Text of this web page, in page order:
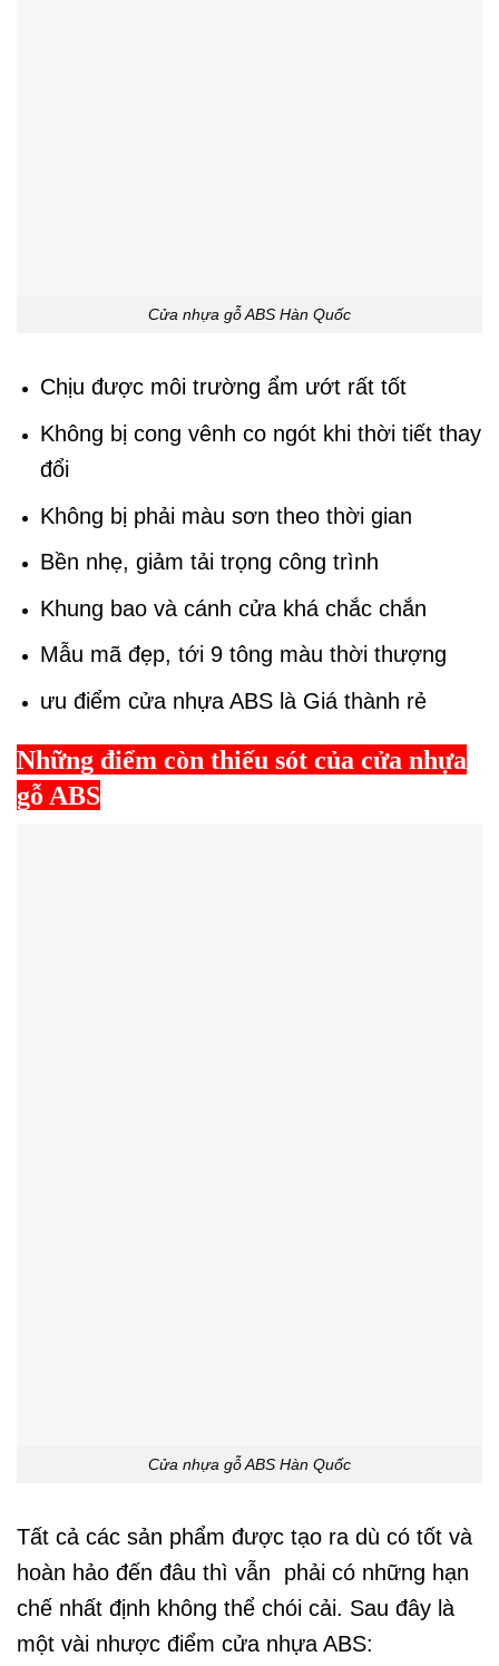
Cửa nhựa gỗ ABS Hàn Quốc
Chịu được môi trường ẩm ướt rất tốt
Không bị cong vênh co ngót khi thời tiết thay
đổi
Không bị phải màu sơn theo thời gian
Bền nhẹ, giảm tải trọng công trình
Khung bao và cánh cửa khá chắc chắn
Mẫu mã đẹp, tới 9 tông màu thời thượng
ưu điểm cửa nhựa ABS là Giá thành rẻ
Những điểm còn thiếu sót của cửa nhựa
gỗ ABS
Cửa nhựa gỗ ABS Hàn Quốc
Tất cả các sản phẩm được tạo ra dù có tốt và
hoàn hảo đến đâu thì vẫn phải có những hạn
chế nhất định không thể chói cải. Sau đây là
một vài nhược điểm cửa nhựa ABS: